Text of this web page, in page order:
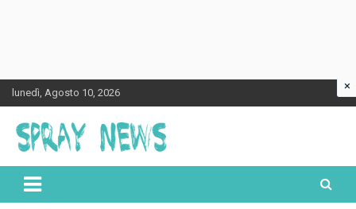
Skip
to
content
lunedì, Agosto 10, 2026
Spraynews.it
×